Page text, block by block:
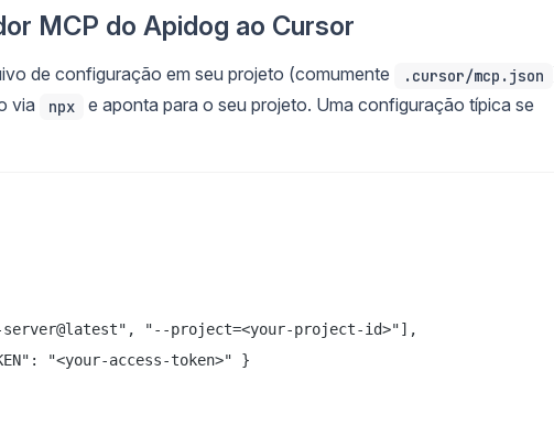
MCP do Apidog ao Cursor
de configuração em seu projeto (comumente .cursor/mcp.json
via
npx
e aponta para o seu projeto. Uma configuração típica se
"--project=<your-project-id>"],
"<your-access-token>" }